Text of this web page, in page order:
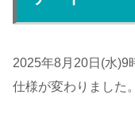
2025年8月20日(水)9
仕様が変わりました。